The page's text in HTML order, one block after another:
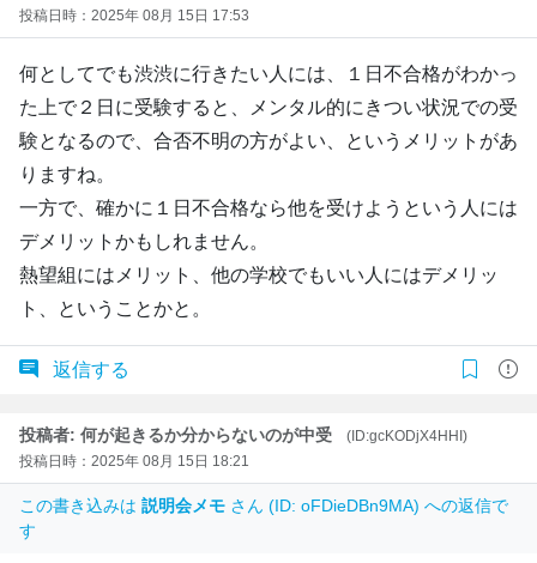
投稿日時：2025年 08月 15日 17:53
何としてでも渋渋に行きたい人には、１日不合格がわかっ
た上で２日に受験すると、メンタル的にきつい状況での受
験となるので、合否不明の方がよい、というメリットがあ
りますね。
一方で、確かに１日不合格なら他を受けようという人には
デメリットかもしれません。
熱望組にはメリット、他の学校でもいい人にはデメリッ
ト、ということかと。
返信する
投稿者: 何が起きるか分からないのが中受
(ID:gcKODjX4HHI)
投稿日時：2025年 08月 15日 18:21
この書き込みは 説明会メモ さん (ID: oFDieDBn9MA) への返信で
す